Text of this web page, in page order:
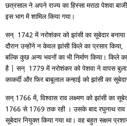
छत्रसाल ने अपने राज्य का हिस्सा मराठा पेशवा
इस भाग में शामिल किया गया।
सन‍‍् 1742 में नरोशंकर को झांसी का सूबेदार
दौरान उन्होंने न केवल झांसी किले का प्रसार
बल्कि कुछ अन्य भवनों का भी निर्माण किया। किले
है | सन‍‍् 1779 में नरोशंकर को पेशवा ने वापस बुला
काकर्दी और फिर बाबूलाल कन्हाई को झांसी का
सन‍‍् 1766 में, विश्वास राव लक्ष्मण को झांसी का
1766 से 1769 तक रही । उसके बाद रघुनाथ राव
सूबेदार नियुक्त किया गया था। वह बहुत सक्षम